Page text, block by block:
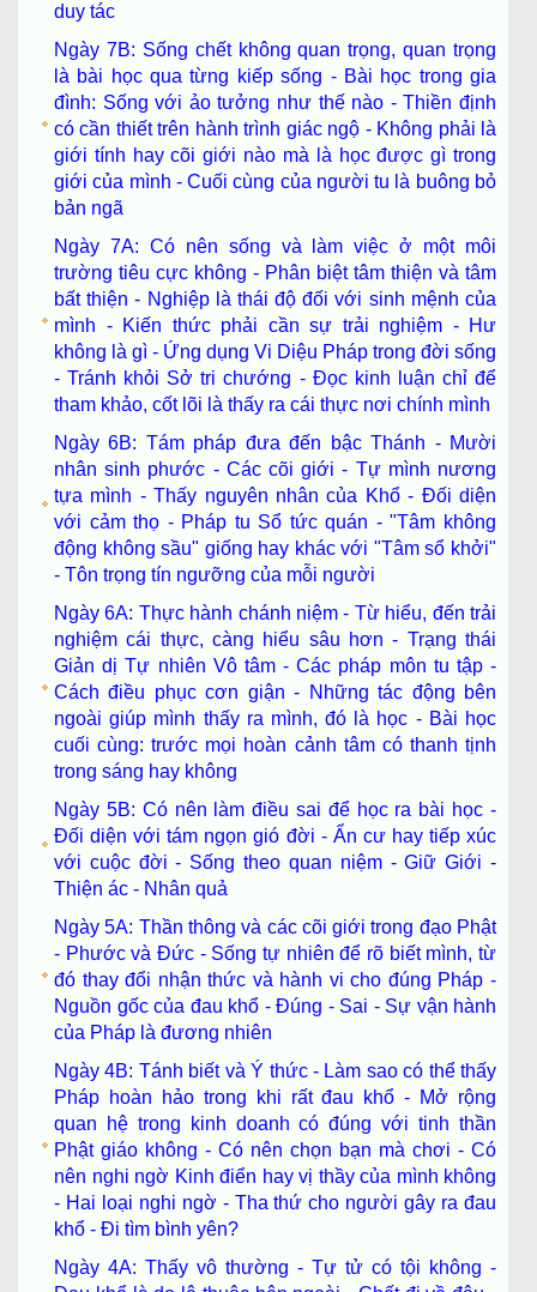
duy tác
Ngày 7B: Sống chết không quan trọng, quan trọng
là bài học qua từng kiếp sống - Bài học trong gia
đình: Sống với ảo tưởng như thế nào - Thiền định
có cần thiết trên hành trình giác ngộ - Không phải là
giới tính hay cõi giới nào mà là học được gì trong
giới của mình - Cuối cùng của người tu là buông bỏ
bản ngã
Ngày 7A: Có nên sống và làm việc ở một môi
trường tiêu cực không - Phân biệt tâm thiện và tâm
bất thiện - Nghiệp là thái độ đối với sinh mệnh của
mình - Kiến thức phải cần sự trải nghiệm - Hư
không là gì - Ứng dụng Vi Diệu Pháp trong đời sống
- Tránh khỏi Sở tri chướng - Đọc kinh luận chỉ để
tham khảo, cốt lõi là thấy ra cái thực nơi chính mình
Ngày 6B: Tám pháp đưa đến bậc Thánh - Mười
nhân sinh phước - Các cõi giới - Tự mình nương
tựa mình - Thấy nguyên nhân của Khổ - Đối diện
với cảm thọ - Pháp tu Sổ tức quán - "Tâm không
động không sầu" giống hay khác với "Tâm sổ khởi"
- Tôn trọng tín ngưỡng của mỗi người
Ngày 6A: Thực hành chánh niệm - Từ hiểu, đến trải
nghiệm cái thực, càng hiểu sâu hơn - Trạng thái
Giản dị Tự nhiên Vô tâm - Các pháp môn tu tập -
Cách điều phục cơn giận - Những tác động bên
ngoài giúp mình thấy ra mình, đó là học - Bài học
cuối cùng: trước mọi hoàn cảnh tâm có thanh tịnh
trong sáng hay không
Ngày 5B: Có nên làm điều sai để học ra bài học -
Đối diện với tám ngọn gió đời - Ẩn cư hay tiếp xúc
với cuộc đời - Sống theo quan niệm - Giữ Giới -
Thiện ác - Nhân quả
Ngày 5A: Thần thông và các cõi giới trong đạo Phật
- Phước và Đức - Sống tự nhiên để rõ biết mình, từ
đó thay đổi nhận thức và hành vi cho đúng Pháp -
Nguồn gốc của đau khổ - Đúng - Sai - Sự vận hành
của Pháp là đương nhiên
Ngày 4B: Tánh biết và Ý thức - Làm sao có thể thấy
Pháp hoàn hảo trong khi rất đau khổ - Mở rộng
quan hệ trong kinh doanh có đúng với tinh thần
Phật giáo không - Có nên chọn bạn mà chơi - Có
nên nghi ngờ Kinh điển hay vị thầy của mình không
- Hai loại nghi ngờ - Tha thứ cho người gây ra đau
khổ - Đi tìm bình yên?
Ngày 4A: Thấy vô thường - Tự tử có tội không -